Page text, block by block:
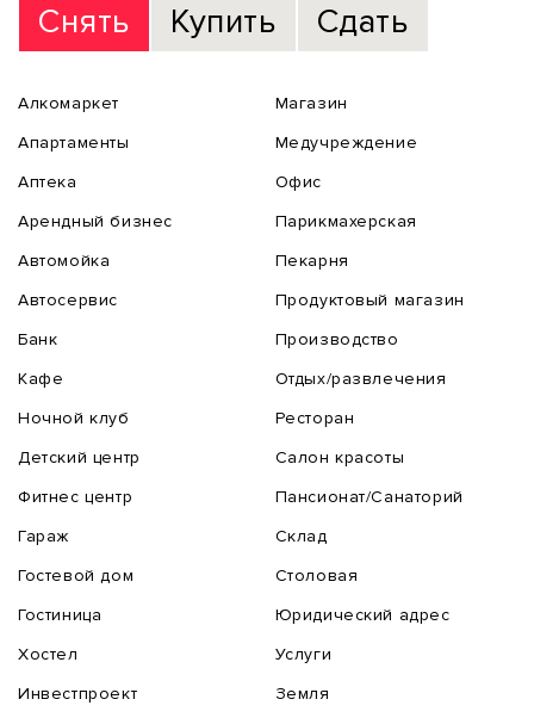
Снять
Купить Сдать
Алкомаркет
Апартаменты
Аптека
Арендный бизнес
Автомойка
Автосервис
Банк
Кафе
Ночной клуб
Детский центр
Фитнес центр
Гараж
Гостевой дом
Гостиница
Хостел
Инвестпроект
Магазин
Медучреждение
Офис
Парикмахерская
Пекарня
Продуктовый магазин
Производство
Отдых/развлечения
Ресторан
Салон красоты
Пансионат/Санаторий
Склад
Столовая
Юридический адрес
Услуги
Земля